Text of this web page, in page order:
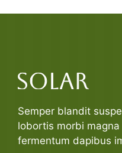
Semper blandit
lobortis morbi
fermentum dapibus